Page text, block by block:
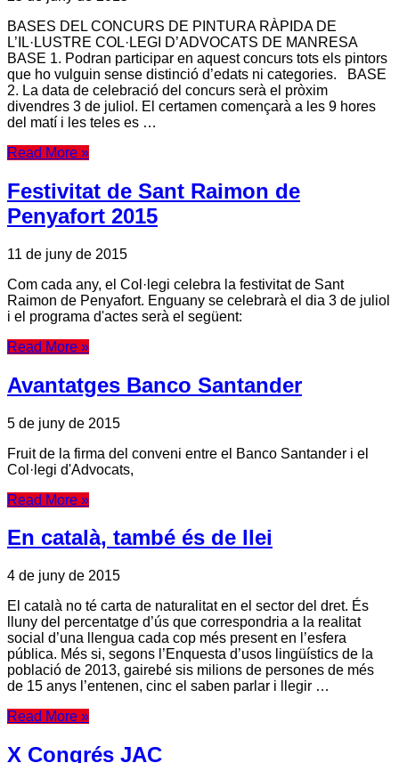
BASES DEL CONCURS DE PINTURA RÀPIDA DE
L’IL·LUSTRE COL·LEGI D’ADVOCATS DE MANRESA
BASE 1. Podran participar en aquest concurs tots els pintors
que ho vulguin sense distinció d’edats ni categories. BASE
2. La data de celebració del concurs serà el pròxim
divendres 3 de juliol. El certamen començarà a les 9 hores
del matí i les teles es …
Read More »
Festivitat de Sant Raimon de
Penyafort 2015
11 de juny de 2015
Com cada any, el Col·legi celebra la festivitat de Sant
Raimon de Penyafort. Enguany se celebrarà el dia 3 de juliol
i el programa d'actes serà el següent:
Read More »
Avantatges Banco Santander
5 de juny de 2015
Fruit de la firma del conveni entre el Banco Santander i el
Col·legi d'Advocats,
Read More »
En català, també és de llei
4 de juny de 2015
El català no té carta de naturalitat en el sector del dret. És
lluny del percentatge d’ús que correspondria a la realitat
social d’una llengua cada cop més present en l’esfera
pública. Més si, segons l’Enquesta d’usos lingüístics de la
població de 2013, gairebé sis milions de persones de més
de 15 anys l’entenen, cinc el saben parlar i llegir …
Read More »
X Congrés JAC